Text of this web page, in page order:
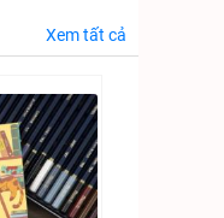
Xem tất cả